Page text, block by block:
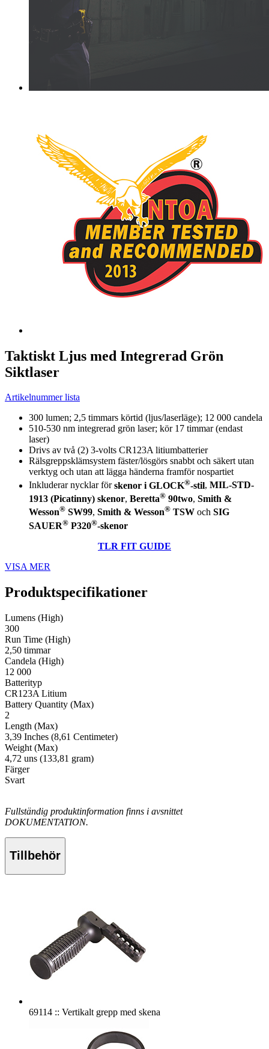
Taktiskt Ljus med Integrerad Grön
Siktlaser
Artikelnummer lista
300 lumen; 2,5 timmars körtid (ljus/laserläge); 12 000 candela
510-530 nm integrerad grön laser; kör 17 timmar (endast
laser)
Drivs av två (2) 3-volts CR123A litiumbatterier
Rälsgreppsklämsystem fäster/lösgörs snabbt och säkert utan
verktyg och utan att lägga händerna framför nospartiet
Inkluderar nycklar förskenor i GLOCK®-stil, MIL-STD-
1913 (Picatinny) skenor, Beretta® 90two, Smith &
Wesson® SW99, Smith & Wesson® TSW och SIG
SAUER® P320®-skenor
TLR FIT GUIDE
VISA MER
Produktspecifikationer
Lumens (High)
300
Run Time (High)
2,50 timmar
Candela (High)
12 000
Batterityp
CR123A Litium
Battery Quantity (Max)
2
Length (Max)
3,39 Inches (8,61 Centimeter)
Weight (Max)
4,72 uns (133,81 gram)
Färger
Svart
Fullständig produktinformation finns i avsnittet
DOKUMENTATION.
Tillbehör
69114 :: Vertikalt grepp med skena